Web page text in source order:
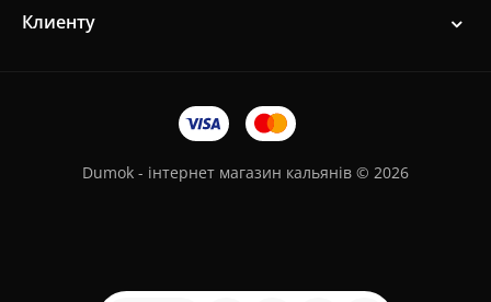
Клиенту
Dumok - інтернет магазин кальянів © 2026